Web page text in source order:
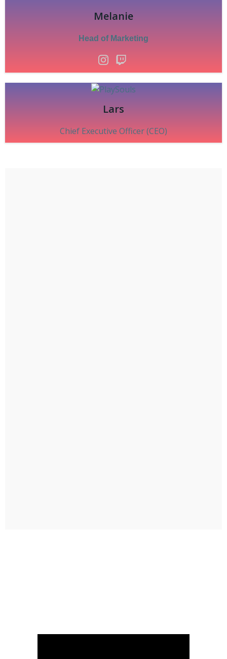
Melanie
Head of Marketing
Lars
Chief Executive Officer (CEO)